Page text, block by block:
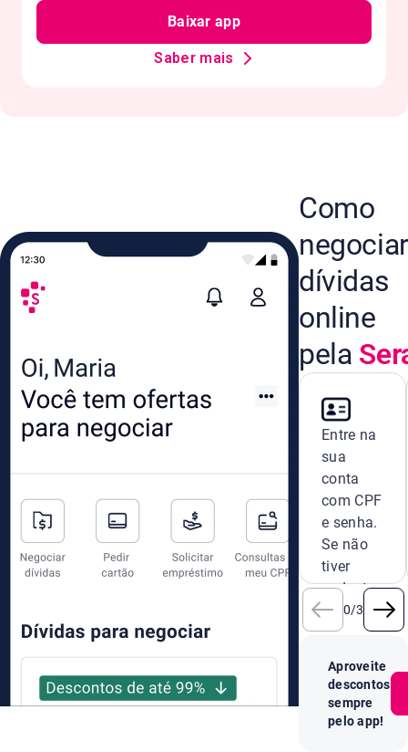
Baixar app
Saber mais
Como
negociar
dívidas
online
pela
Entre na
sua
conta
com CPF
e senha.
Se não
tiver
cadastro,
crie um
novo na
0/3
Aproveite
descontos
sempre
pelo app!